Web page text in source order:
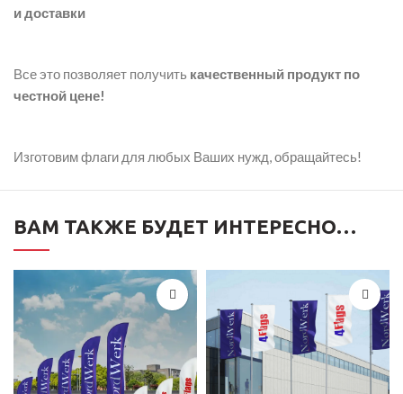
и доставки
Все это позволяет получить качественный продукт по
честной цене!
Изготовим флаги для любых Ваших нужд, обращайтесь!
ВАМ ТАКЖЕ БУДЕТ ИНТЕРЕСНО…